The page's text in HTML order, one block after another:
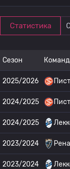
Статистика
Сезон
2025/2026
2024/2025
2024/2025
2023/2024
2023/2024